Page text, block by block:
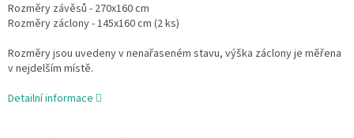
Rozměry závěsů - 270x160 cm
Rozměry záclony - 145x160 cm (2 ks)
Rozměry jsou uvedeny v nenařaseném stavu, výška záclony je měřena
v nejdelším místě.
Detailní informace